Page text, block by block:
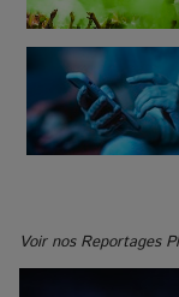
Voir nos Reportages